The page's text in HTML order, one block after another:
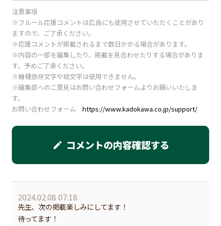
注意事項
※フルール応援コメントは広告にも使用させていただくことがあり
ますので、ご了承ください。
※応援コメントが掲載されるまで数日かかる場合があります。
※内容の一部を編集したり、掲載を見合わせたりする場合がありま
す。予めご了承ください。
※機種依存文字や絵文字は使用できません。
※編集部へのご意見はお問い合わせフォームよりお願いいたしま
す。
お問い合わせフォーム https://www.kadokawa.co.jp/support/
edit コメントの内容確認する
2024.02.08 07:18
先生、次の掲載楽しみにしてます！
待ってます！